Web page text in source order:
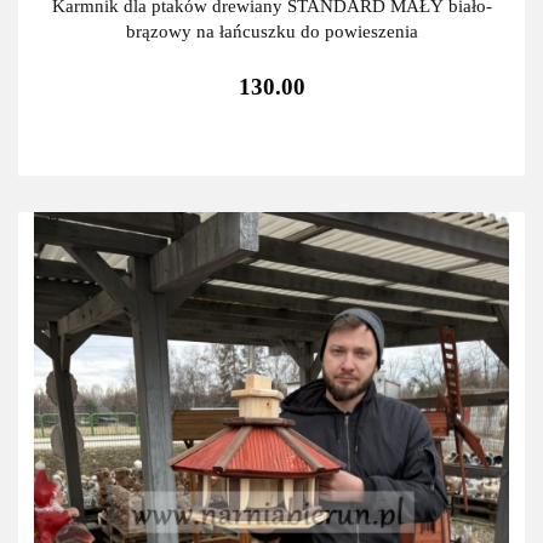
Karmnik dla ptaków drewiany STANDARD MAŁY biało-
brązowy na łańcuszku do powieszenia
130.00